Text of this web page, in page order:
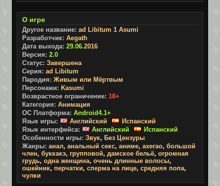
О игре
Другое название: ad Libitum 1 Asumi
Разработчик: Aegath
Дата выхода: 29.06.2016
Версия: 2.0
Статус: Завершена
Серия: ad Libitum
Пародия: Живым или Мёртвым
Персонажи: Kasumi
Возврастное ограничение: 18+
Категория: Анимация
ОС Платформа: Android4.1+
Язык игры:
Английский
Испанский
Язык интерфейса:
Английский
Испанский
Особенности игры: Звук, Без Цензуры
Жанры: анал, анальный секс, аниме, ахегао, большой
член, буккакэ, групповой, дамское бельё, огромная
грудь, одна женщина, очень длинные волосы,
ошейник, перчатки, сперма на лице, средняя попа,
чулки